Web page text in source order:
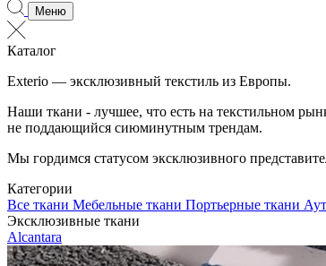
Меню
Каталог
Exterio — эксклюзивный текстиль из Европы.
Наши ткани - лучшее, что есть на текстильном
не поддающийся сиюминутным трендам.
Мы гордимся статусом эксклюзивного
Категории
Все ткани Мебельные ткани Портьерные ткани
Эксклюзивные ткани
Alcantara